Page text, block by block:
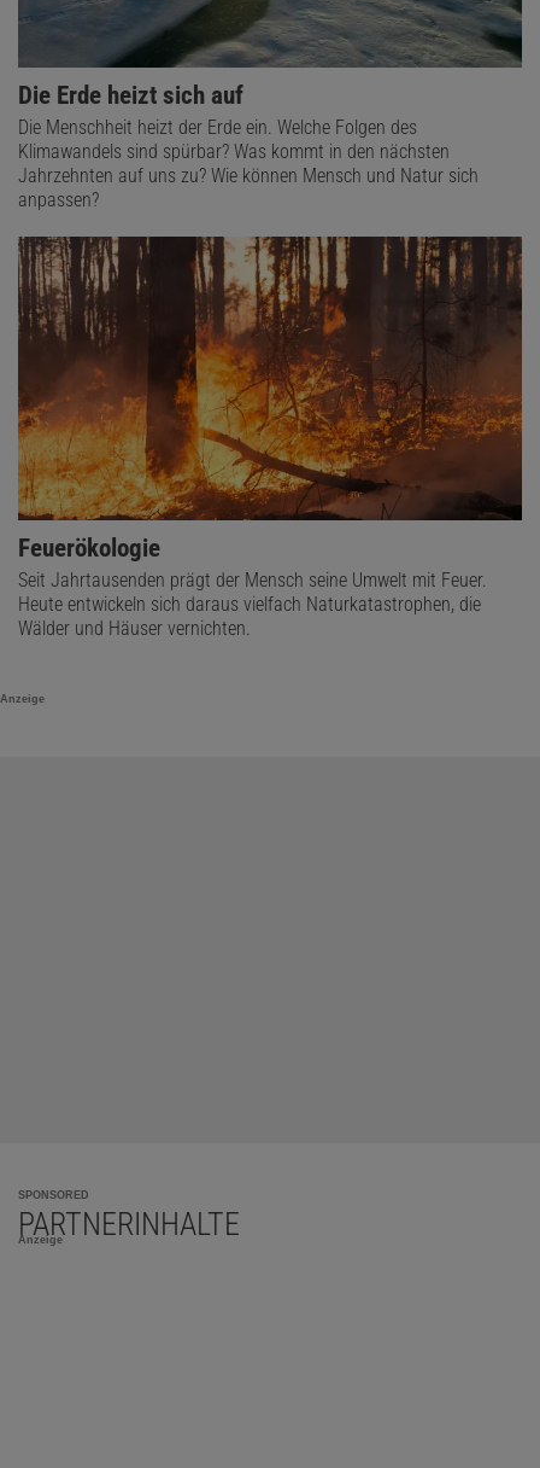
Die Erde heizt sich auf
Die Menschheit heizt der Erde ein. Welche Folgen des
Klimawandels sind spürbar? Was kommt in den nächsten
Jahrzehnten auf uns zu? Wie können Mensch und Natur sich
anpassen?
Feuerökologie
Seit Jahrtausenden prägt der Mensch seine Umwelt mit Feuer.
Heute entwickeln sich daraus vielfach Naturkatastrophen, die
Wälder und Häuser vernichten.
Anzeige
SPONSORED
PARTNERINHALTE
Anzeige